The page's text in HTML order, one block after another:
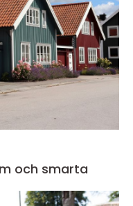
och smarta